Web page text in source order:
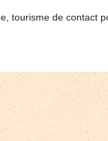
tourisme de contact